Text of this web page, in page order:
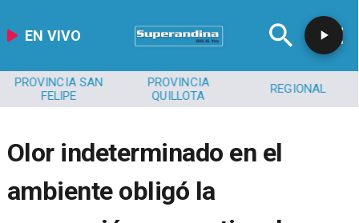
EN VIVO
PROVINCIA SAN
FELIPE
PROVINCIA
QUILLOTA
REGIONAL
Olor indeterminado en el
ambiente obligó la